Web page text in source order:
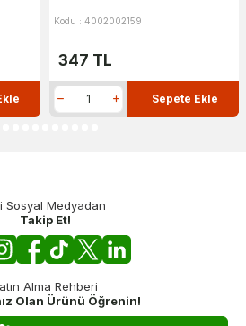
Kodu : 4002002159
347 TL
Sepete Ekle
Sosyal Medyadan
Takip Et!
Alma Rehberi
Olan Ürünü Öğrenin!